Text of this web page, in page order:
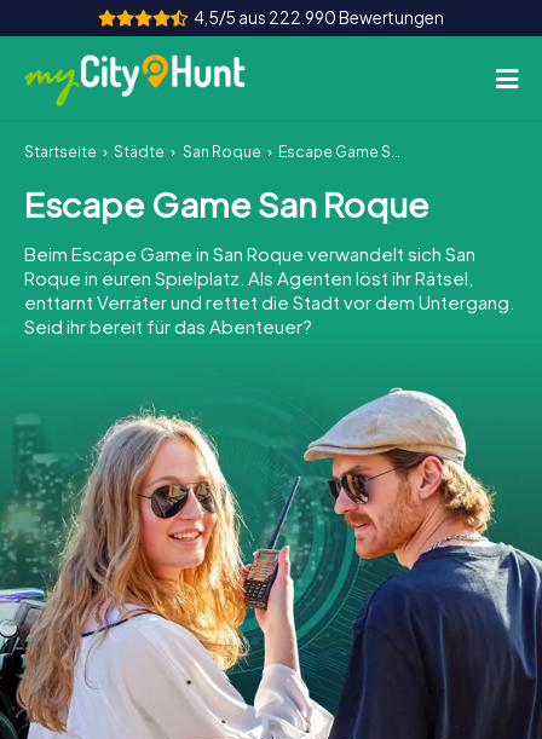
4,5/5 aus 222.990 Bewertungen
So funktioniert's
Städte
Touren
Teamevent
INT AT CH
DE
ES
FR UK
IE
IT
NL
Tickets buchen
Gutscheine bestellen
Startseite Städte San Roque Escape Game San Roque
Escape Game San Roque
Beim Escape Game in San Roque verwandelt sich San
Roque in euren Spielplatz. Als Agenten löst ihr Rätsel,
enttarnt Verräter und rettet die Stadt vor dem Untergang.
Seid ihr bereit für das Abenteuer?